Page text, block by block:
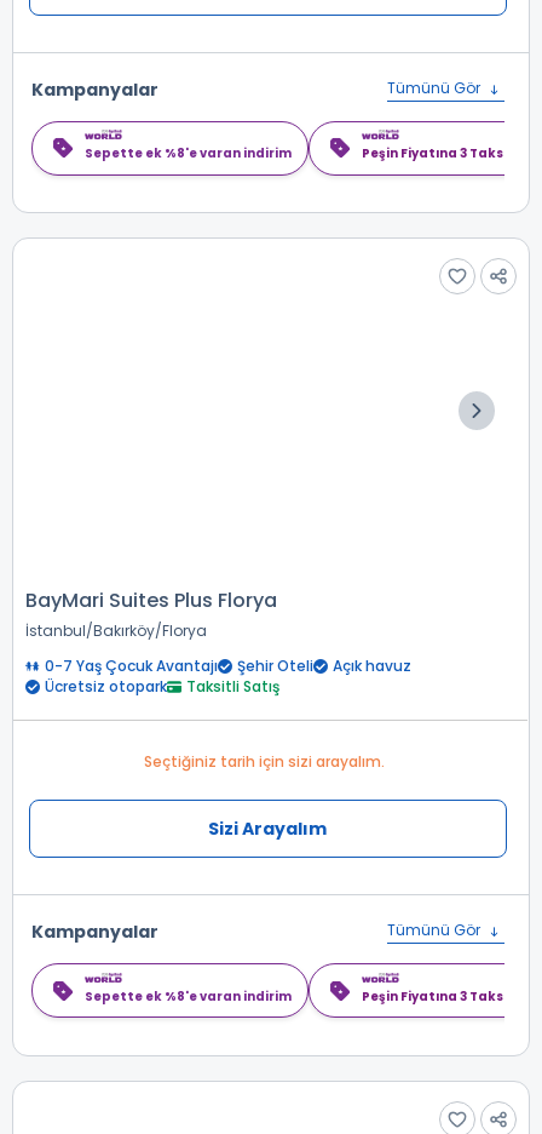
Kampanyalar Tümünü Gör
Sepette ek %8'e varan indirim Peşin Fiyatına 3 Taksit
BayMari Suites Plus Florya
İstanbul Bakırköy Florya
0-7 Yaş Çocuk Avantajı
Şehir Oteli
Açık havuz
Ücretsiz otopark
Taksitli Satış
Seçtiğiniz tarih için sizi arayalım.
Sizi Arayalım
Kampanyalar Tümünü Gör
Sepette ek %8'e varan indirim Peşin Fiyatına 3 Taksit